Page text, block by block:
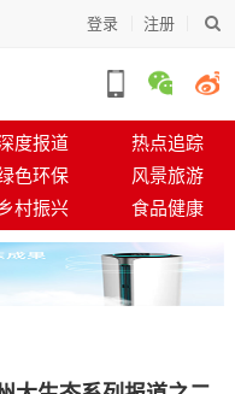
登录 注册
度报道
热点追踪
色环保
风景旅游
乡村振兴 食品健康